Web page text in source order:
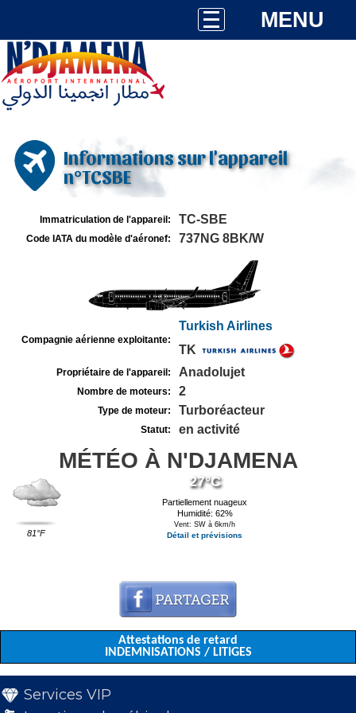
MENU
Informations sur l'appareil
n°TCSBE
Immatriculation de l'appareil: TC-SBE
Code IATA du modèle d'aéronef: 737NG 8BK/W
Compagnie aérienne exploitante:
Turkish Airlines
TK
Propriétaire de l'appareil: Anadolujet
Nombre de moteurs: 2
Type de moteur: Turboréacteur
Statut: en activité
MÉTÉO À N'DJAMENA
81°F
27°C
Partiellement nuageux
Humidité: 62%
Vent: SW à 6km/h
Détail et prévisions
Attestations de retard
INDEMNISATIONS / LITIGES
Services VIP